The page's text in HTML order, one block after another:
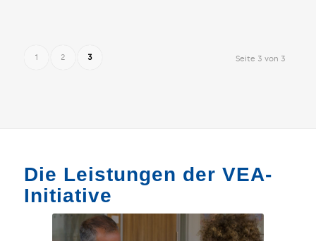
Seite 3 von 3
1 2 3
Die Leistungen der VEA-
Initiative